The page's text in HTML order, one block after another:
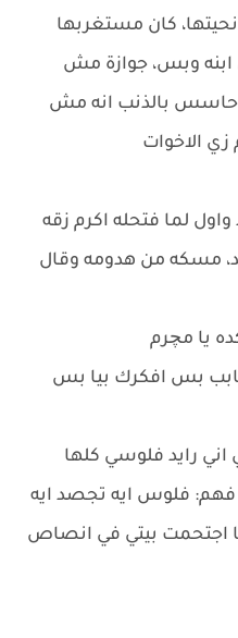
كان مستغربها
ابنه وبس، جوازة مش
حاسس بالذنب انه مش
زي الاخوات
لما فتحله اكرم زقه
مسكه من هدومه وقال
يا مچرم
بس افكرك بيا بس
اني رايد فلوسي كلها
فلوس ايه تجصد ايه
اجتحمت بيتي في انصاص